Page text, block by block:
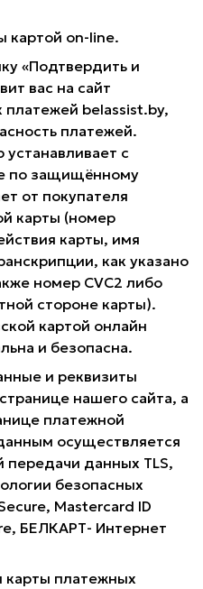
картой on-line.
«Подтвердить и
вас на сайт
платежей belassist.by,
платежей.
с
по защищённому
от покупателя
карты (номер
карты, имя
как указано
номер CVC2 либо
стороне карты).
картой онлайн
и безопасна.
и реквизиты
нашего сайта, а
платежной
осуществляется
передачи данных TLS,
безопасных
Mastercard ID
БЕЛКАРТ- Интернет
карты платежных